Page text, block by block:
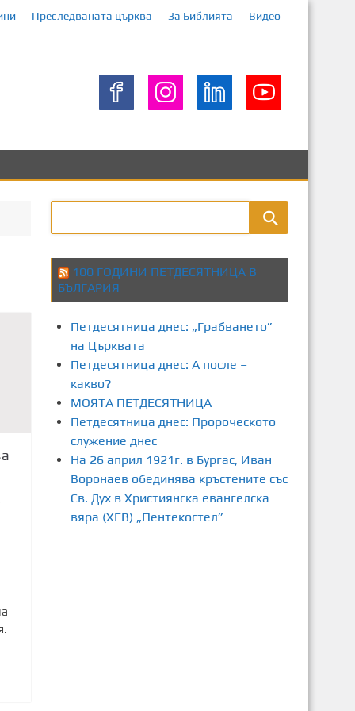
Преследваната църква За Библията Видео
100 ГОДИНИ ПЕТДЕСЯТНИЦА В
БЪЛГАРИЯ
Петдесятница днес: „Грабването”
на Църквата
Петдесятница днес: А после –
какво?
МОЯТА ПЕТДЕСЯТНИЦА
Петдесятница днес: Пророческото
служение днес
На 26 април 1921г. в Бургас, Иван
Воронаев обединява кръстените със
Св. Дух в Християнска евангелска
вяра (ХЕВ) „Пентекостел”